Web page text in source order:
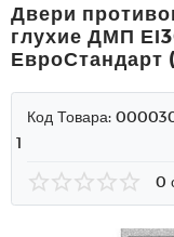
Двери
глухие ДМП
ЕвроСтандарт
Код Товара:
1
0